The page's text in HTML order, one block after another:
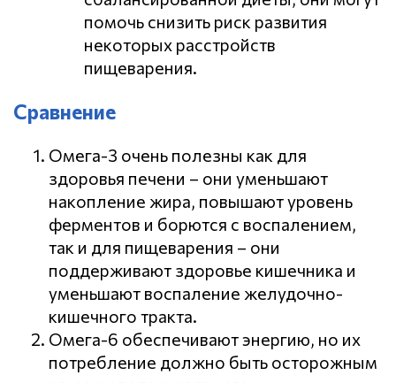
помочь снизить риск развития
некоторых расстройств
пищеварения.
Сравнение
Омега-3 очень полезны как для
здоровья печени – они уменьшают
накопление жира, повышают уровень
ферментов и борются с воспалением,
так и для пищеварения – они
поддерживают здоровье кишечника и
уменьшают воспаление желудочно-
кишечного тракта.
Омега-6 обеспечивают энергию, но их
потребление должно быть осторожным